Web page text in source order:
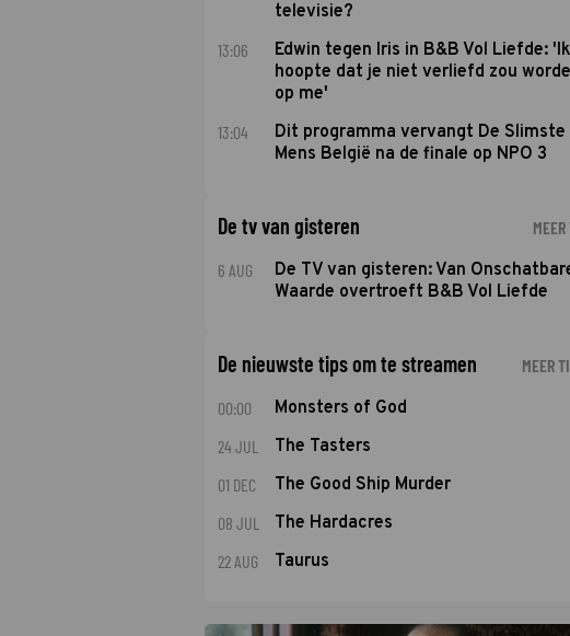
televisie?
13:06
Edwin tegen Iris in B&B Vol Liefde: 'Ik
hoopte dat je niet verliefd zou
op me'
13:04
Dit programma vervangt De Slimste
Mens België na de finale op NPO 3
De tv van gisteren
6 AUG
De TV van gisteren: Van
Waarde overtroeft B&B Vol Liefde
De nieuwste tips om te streamen MEER
00:00 Monsters of God
24 JUL The Tasters
01 DEC The Good Ship Murder
08 JUL The Hardacres
22 AUG Taurus